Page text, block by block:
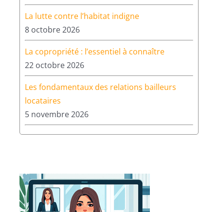
La lutte contre l’habitat indigne
8 octobre 2026
La copropriété : l’essentiel à connaître
22 octobre 2026
Les fondamentaux des relations bailleurs
locataires
5 novembre 2026